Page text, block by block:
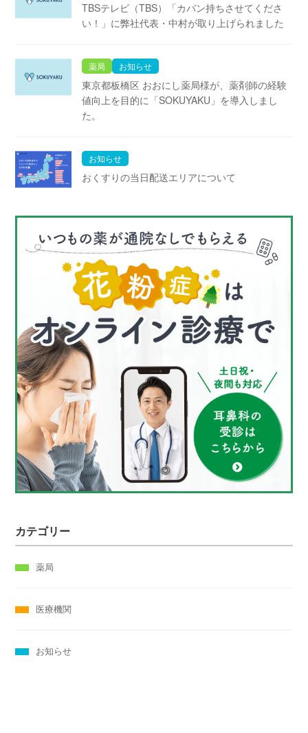
TBSテレビ（TBS）「カバン持ちさせてくださ
い！」に弊社代表・中村が取り上げられました
薬局 お知らせ
東京都板橋区 おおにし薬局様が、薬剤師の経験
値向上を目的に「SOKUYAKU」を導入しまし
た。
お知らせ
おくすりの当日配送エリアについて
カテゴリー
薬局
医療機関
お知らせ